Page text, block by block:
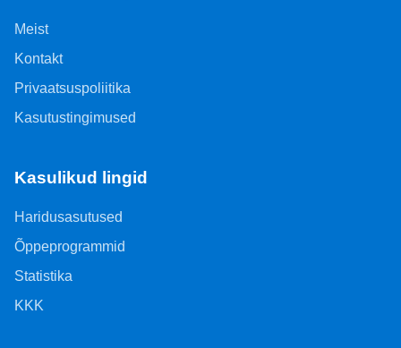
Meist
Kontakt
Privaatsuspoliitika
Kasutustingimused
Kasulikud lingid
Haridusasutused
Õppeprogrammid
Statistika
KKK